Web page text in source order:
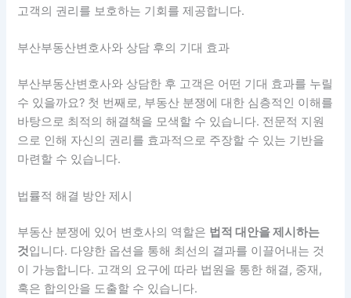
고객의 권리를 보호하는 기회를 제공합니다.
부산부동산변호사와 상담 후의 기대 효과
부산부동산변호사와 상담한 후 고객은 어떤 기대 효과를 누릴
수 있을까요? 첫 번째로, 부동산 분쟁에 대한 심층적인 이해를
바탕으로 최적의 해결책을 모색할 수 있습니다. 전문적 지원
으로 인해 자신의 권리를 효과적으로 주장할 수 있는 기반을
마련할 수 있습니다.
법률적 해결 방안 제시
부동산 분쟁에 있어 변호사의 역할은 법적 대안을 제시하는
것입니다. 다양한 옵션을 통해 최선의 결과를 이끌어내는 것
이 가능합니다. 고객의 요구에 따라 법원을 통한 해결, 중재,
혹은 합의안을 도출할 수 있습니다.